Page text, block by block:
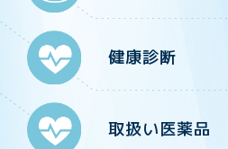
健康診断
取扱い医薬品